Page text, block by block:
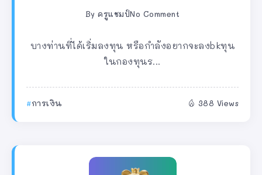
By ครูแชมป์No Comment
บางท่านที่ได้เริ่มลงทุน หรือกำลังอยากจะลงbkทุน
ในกองทุนร...
การเงิน 388 Views